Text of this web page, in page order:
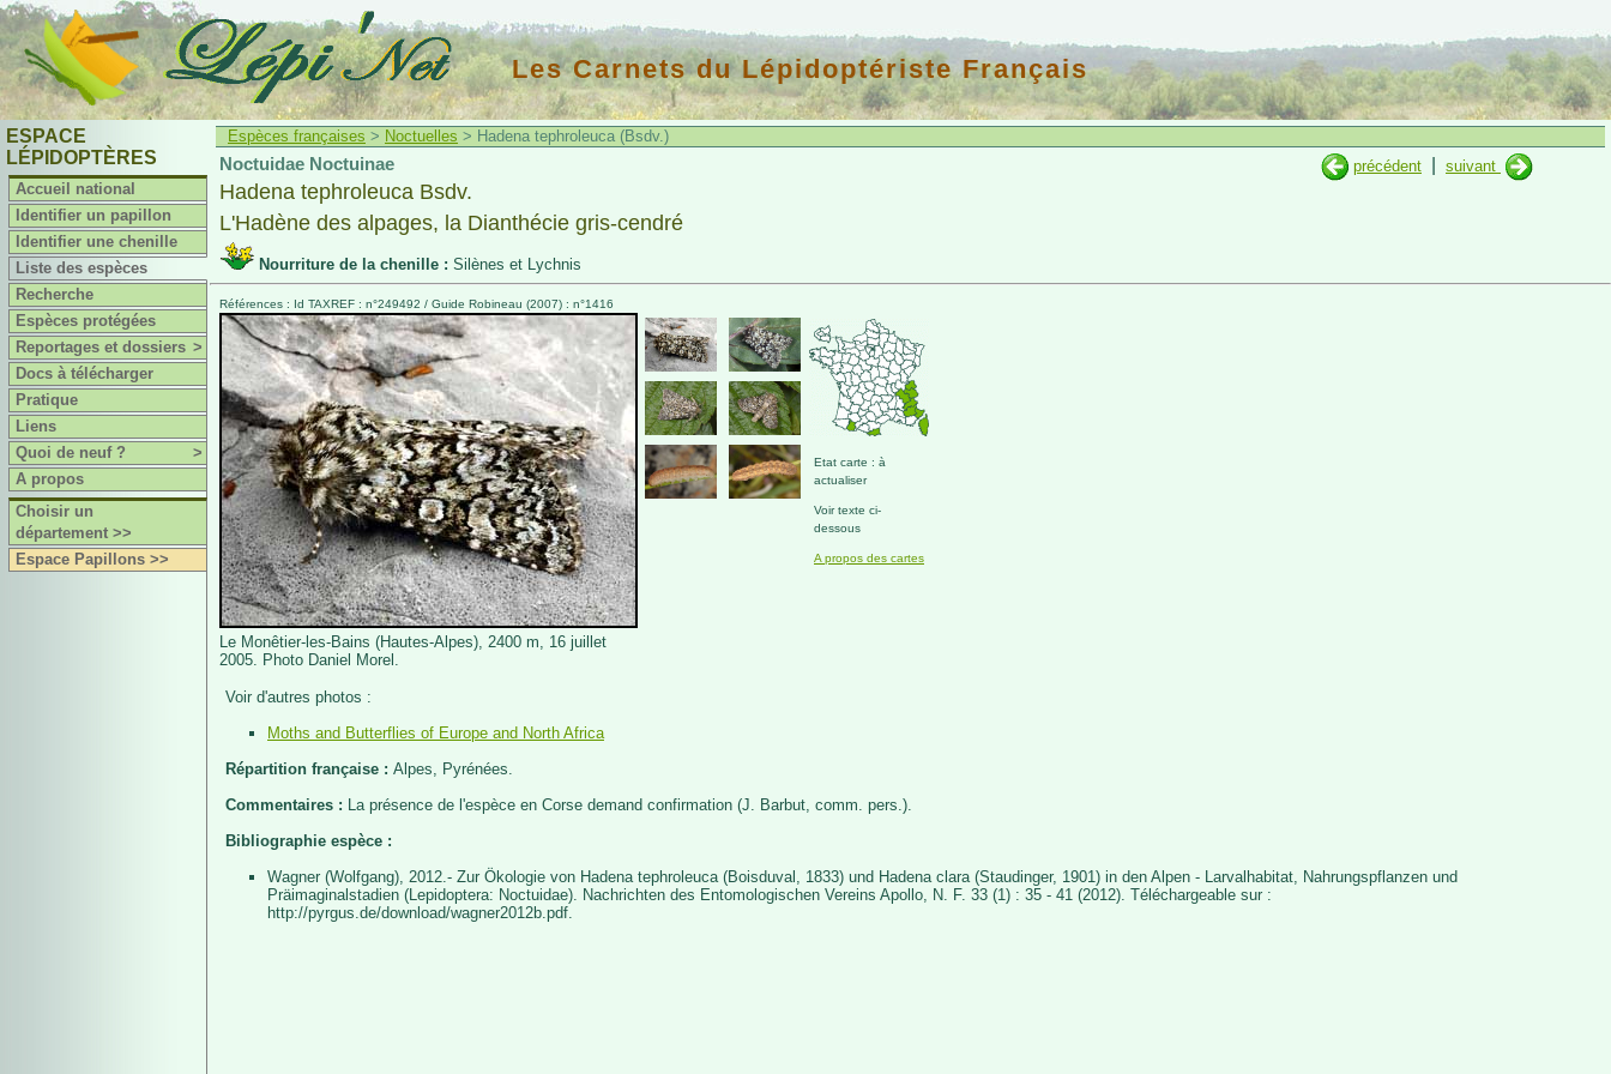
Les Carnets du Lépidoptériste Français
ESPACE
LÉPIDOPTÈRES
Accueil national
Identifier un papillon
Identifier une chenille
Liste des espèces
Recherche
Espèces protégées
Reportages et dossiers >
Docs à télécharger
Pratique
Liens
Quoi de neuf ?
>
A propos
Choisir un
département >>
Espace Papillons >>
Espèces françaises > Noctuelles > Hadena tephroleuca (Bsdv.)
précédent
suivant
Noctuidae Noctuinae
Hadena tephroleuca Bsdv.
L'Hadène des alpages, la Dianthécie gris-cendré
Nourriture de la chenille : Silènes et Lychnis
Références : Id TAXREF : n°249492 / Guide Robineau (2007) : n°1416
Le Monêtier-les-Bains (Hautes-Alpes), 2400 m, 16 juillet
2005. Photo Daniel Morel.
Etat carte : à
actualiser
Voir texte ci-
dessous
A propos des cartes
Voir d'autres photos :
Moths and Butterflies of Europe and North Africa
Répartition française : Alpes, Pyrénées.
Commentaires : La présence de l'espèce en Corse demand confirmation (J. Barbut, comm. pers.).
Bibliographie espèce :
Wagner (Wolfgang), 2012.- Zur Ökologie von Hadena tephroleuca (Boisduval, 1833) und Hadena clara (Staudinger, 1901) in den Alpen - Larvalhabitat, Nahrungspflanzen und
Präimaginalstadien (Lepidoptera: Noctuidae). Nachrichten des Entomologischen Vereins Apollo, N. F. 33 (1) : 35 - 41 (2012). Téléchargeable sur :
http://pyrgus.de/download/wagner2012b.pdf.